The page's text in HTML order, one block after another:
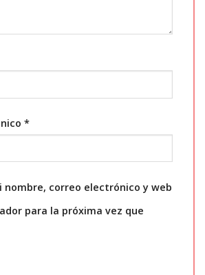
*
nombre, correo electrónico y web
para la próxima vez que